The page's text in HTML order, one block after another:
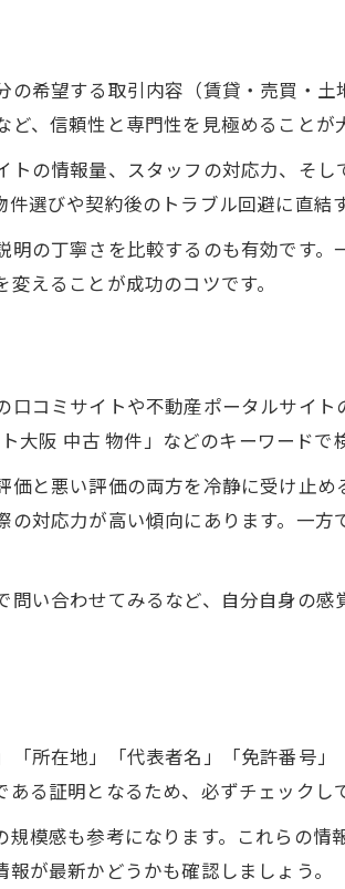
古物件で選ぶポイントを解説
ハウス対応不動産の判別法
リエイトの評判を賢く活用
で役立つ不動産見極めの視点
希望する取引内容（賃貸・売買・
、信頼性と専門性を見極めることが
の情報量、スタッフの対応力、そ
選びや契約後のトラブル回避に直結
の丁寧さを比較するのも有効です
えることが成功のコツです。
コミサイトや不動産ポータルサイ
阪 中古 物件」などのキーワードで
と悪い評価の両方を冷静に受け止
対応力が高い傾向にあります。一
い合わせてみるなど、自分自身の
所在地」「代表者名」「免許番号
る証明となるため、必ずチェックし
模感も参考になります。これらの
が最新かどうかも確認しましょう。